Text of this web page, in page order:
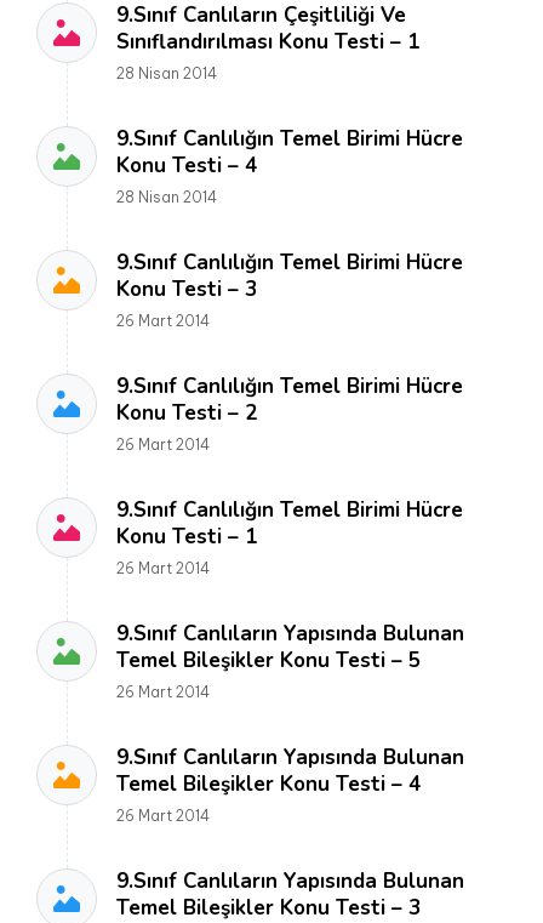
9.Sınıf Canlıların Çeşitliliği Ve
Sınıflandırılması Konu Testi – 1
28 Nisan 2014
9.Sınıf Canlılığın Temel Birimi Hücre
Konu Testi – 4
28 Nisan 2014
9.Sınıf Canlılığın Temel Birimi Hücre
Konu Testi – 3
26 Mart 2014
9.Sınıf Canlılığın Temel Birimi Hücre
Konu Testi – 2
26 Mart 2014
9.Sınıf Canlılığın Temel Birimi Hücre
Konu Testi – 1
26 Mart 2014
9.Sınıf Canlıların Yapısında Bulunan
Temel Bileşikler Konu Testi – 5
26 Mart 2014
9.Sınıf Canlıların Yapısında Bulunan
Temel Bileşikler Konu Testi – 4
26 Mart 2014
9.Sınıf Canlıların Yapısında Bulunan
Temel Bileşikler Konu Testi – 3